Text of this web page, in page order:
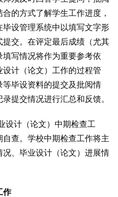
的方式了解学生工作进度，
设管理系统中以填写文字形
交。在评定最后成绩（尤其
写情况将作为重要参考依
计（论文）工作的过程管
毕设资料的提交及批阅情
提交情况进行汇总和反馈。
设计（论文）中期检查工
查。学校中期检查工作将主
、毕业设计（论文）进展情
作